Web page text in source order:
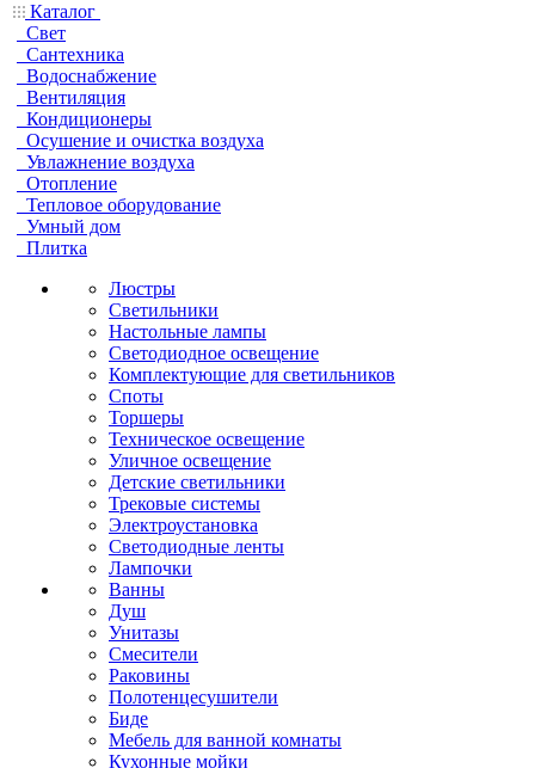
Каталог
Свет
Сантехника
Водоснабжение
Вентиляция
Кондиционеры
Осушение и очистка воздуха
Увлажнение воздуха
Отопление
Тепловое оборудование
Умный дом
Плитка
Люстры
Светильники
Настольные лампы
Светодиодное освещение
Комплектующие для светильников
Споты
Торшеры
Техническое освещение
Уличное освещение
Детские светильники
Трековые системы
Электроустановка
Светодиодные ленты
Лампочки
Ванны
Душ
Унитазы
Смесители
Раковины
Полотенцесушители
Биде
Мебель для ванной комнаты
Кухонные мойки